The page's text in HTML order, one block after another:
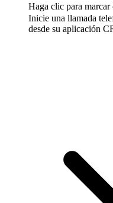
Haga clic para
Inicie una llamada
desde su aplicación